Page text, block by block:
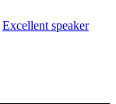
Excellent speaker